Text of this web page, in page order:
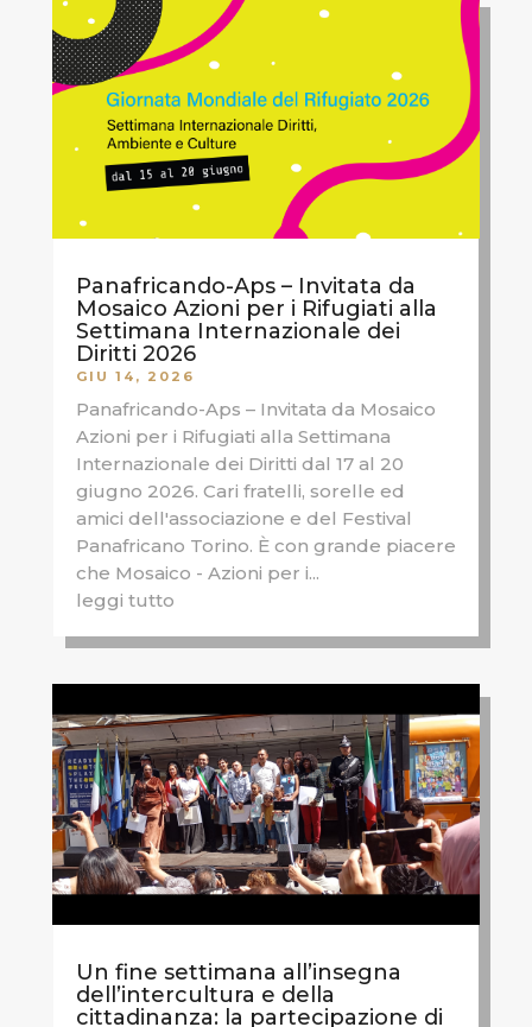
Panafricando-Aps – Invitata da
Mosaico Azioni per i Rifugiati alla
Settimana Internazionale dei
Diritti 2026
GIU 14, 2026
Panafricando-Aps – Invitata da Mosaico
Azioni per i Rifugiati alla Settimana
Internazionale dei Diritti dal 17 al 20
giugno 2026. Cari fratelli, sorelle ed
amici dell'associazione e del Festival
Panafricano Torino. È con grande piacere
che Mosaico - Azioni per i...
leggi tutto
Un fine settimana all’insegna
dell’intercultura e della
cittadinanza: la partecipazione di